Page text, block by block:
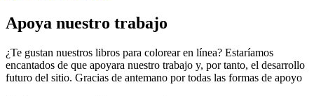
Apoya nuestro trabajo
¿Te gustan nuestros libros para colorear en línea? Estaríamos
encantados de que apoyara nuestro trabajo y, por tanto, el desarrollo
futuro del sitio. Gracias de antemano por todas las formas de apoyo